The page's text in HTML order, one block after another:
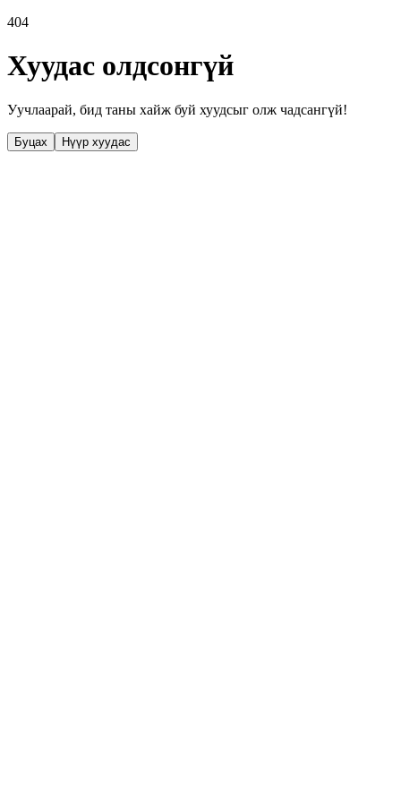
404
Хуудас олдсонгүй
Уучлаарай, бид таны хайж буй хуудсыг олж чадсангүй!
Буцах Нүүр хуудас